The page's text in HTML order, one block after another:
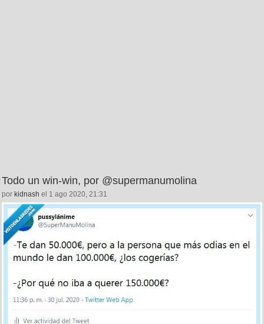
Todo un win-win, por @supermanumolina
por kidnash el 1 ago 2020, 21:31